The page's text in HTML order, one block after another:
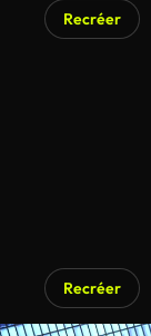
Recréer
Recréer